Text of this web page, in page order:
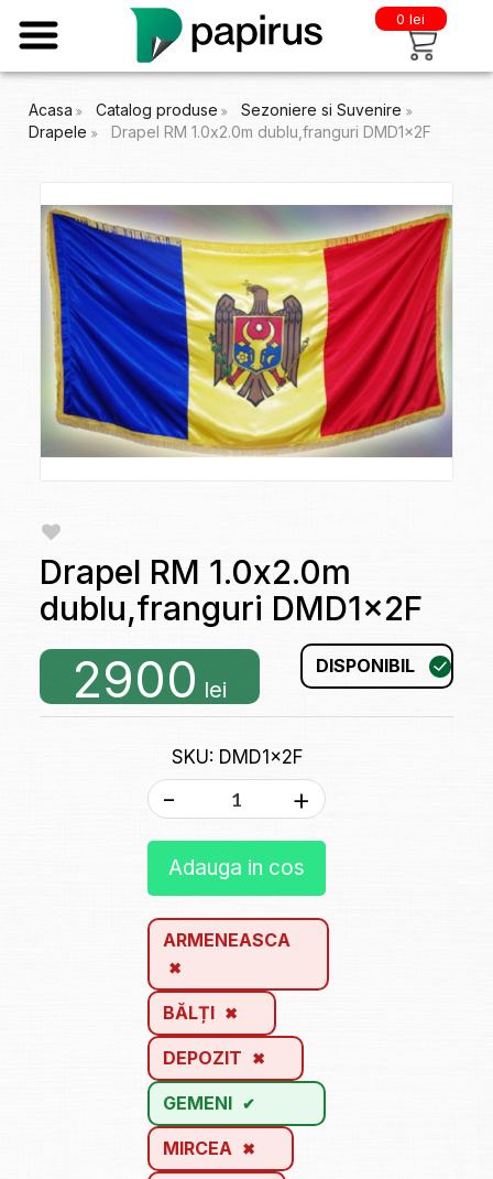
0 lei
Acasa Catalog produse
Sezoniere si Suvenire
Drapele
Drapel RM 1.0x2.0m dublu,franguri DMD1x2F
Drapel RM 1.0x2.0m
dublu,franguri DMD1x2F
2900 lei
DISPONIBIL
SKU: DMD1x2F
- +
Adauga in cos
ARMENEASCA
BĂLȚI
DEPOZIT
GEMENI
MIRCEA